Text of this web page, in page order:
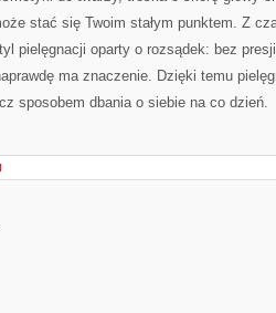
stać się Twoim stałym punktem. Z
pielęgnacji oparty o rozsądek: bez
ma znaczenie. Dzięki temu
sposobem dbania o siebie na co dzień.